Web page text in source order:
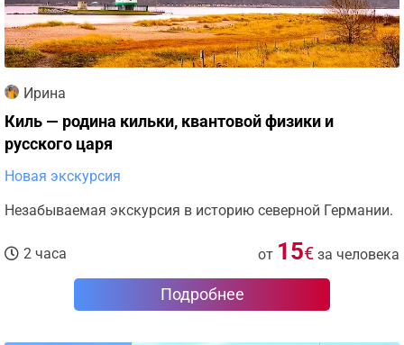
Ирина
Киль — родина кильки, квантовой физики и
русского царя
Новая экскурсия
Незабываемая экскурсия в историю северной Германии.
2 часа от 15€ за человека
Подробнее